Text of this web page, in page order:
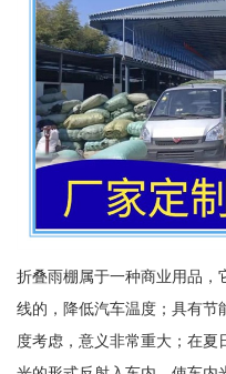
折叠雨棚属于一种商业用品，
线的，降低汽车温度；具有节
度考虑，意义非常重大；在